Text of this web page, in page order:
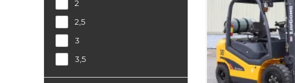
2
2,5
3
3,5